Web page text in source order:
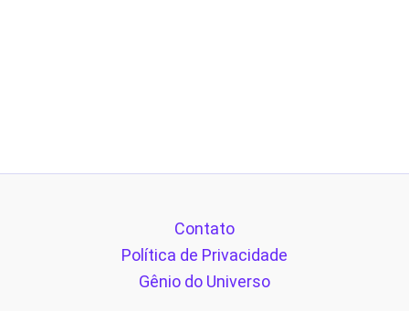
Contato
Política de Privacidade
Gênio do Universo